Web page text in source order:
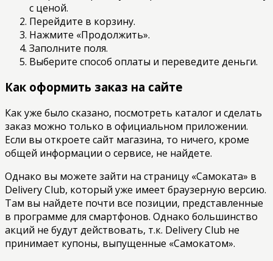
с ценой.
Перейдите в корзину.
Нажмите «Продолжить».
Заполните поля.
Выберите способ оплаты и переведите деньги.
Как оформить заказ на сайте
Как уже было сказано, посмотреть каталог и сделать
заказ можно только в официальном приложении.
Если вы откроете сайт магазина, то ничего, кроме
общей информации о сервисе, не найдете.
Однако вы можете зайти на страницу «Самоката» в
Delivery Club, который уже имеет браузерную версию.
Там вы найдете почти все позиции, представленные
в программе для смартфонов. Однако большинство
акций не будут действовать, т.к. Delivery Club не
принимает купоны, выпущенные «Самокатом».